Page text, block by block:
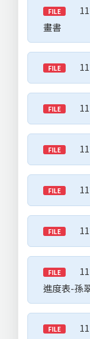
FILE
畫書
FILE
FILE
FILE
FILE
FILE
FILE
進度表-孫
FILE